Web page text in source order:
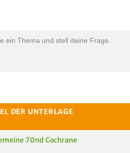
ein Thema und stell deine Frage.
DER UNTERLAGE
70nd Cochrane